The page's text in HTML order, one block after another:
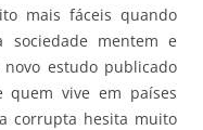
mais fáceis quando
mentem e
estudo publicado
quem vive em países
corrupta hesita muito